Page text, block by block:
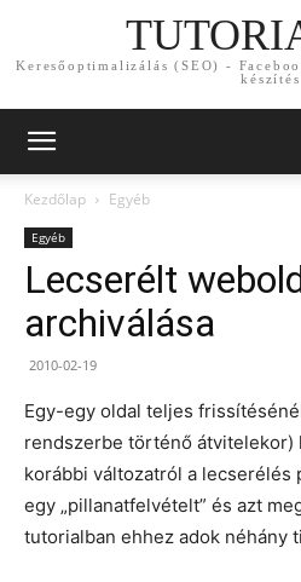
Keresőoptimalizálás (SEO) -
készítés
Kezdőlap Egyéb
Egyéb
Lecserélt
archiválása
2010-02-19
Egy-egy oldal teljes
rendszerbe történő átvitelekor)
korábbi változatról a lecserélés
egy „pillanatfelvételt” és azt
tutorialban ehhez adok néhány